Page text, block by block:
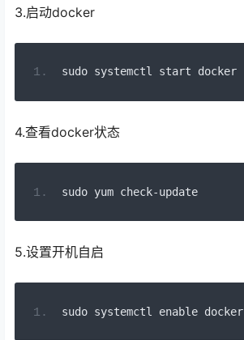
3.启动docker
sudo systemctl start docker
4.查看docker状态
sudo yum check-update
5.设置开机自启
sudo systemctl enable docker